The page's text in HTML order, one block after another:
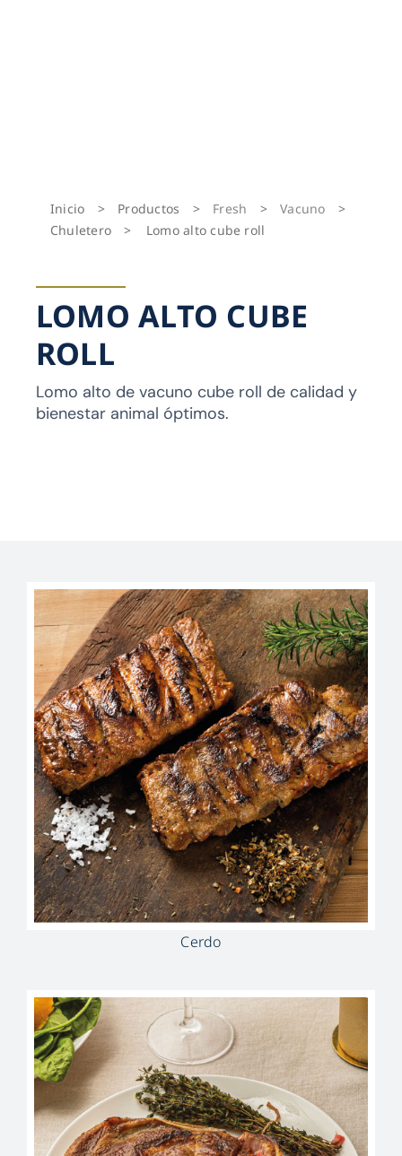
Inicio > Productos > Fresh > Vacuno
>
Chuletero
> Lomo alto cube roll
LOMO ALTO CUBE
ROLL
Lomo alto de vacuno cube roll de calidad y
bienestar animal óptimos.
Cerdo